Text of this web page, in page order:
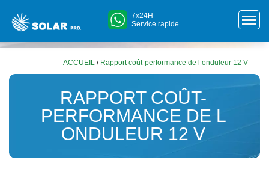
7x24H
Service rapide
ACCUEIL / Rapport coût-performance de l onduleur 12 V
RAPPORT COÛT-
PERFORMANCE DE L
ONDULEUR 12 V